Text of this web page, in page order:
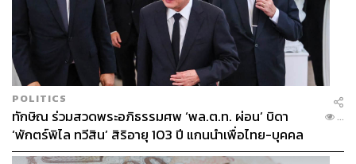
POLITICS
ทักษิณ ร่วมสวดพระอภิธรรมศพ ‘พล.ต.ท. ผ่อน’ บิดา
‘พักตร์พิไล ทวีสิน’ สิริอายุ 103 ปี แกนนำเพื่อไทย-บุคคล
หลากวงการร่วมอาลัย
...